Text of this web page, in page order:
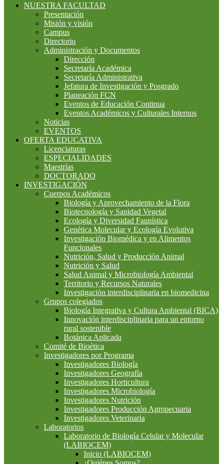
NUESTRA FACULTAD
Presentación
Misión y visión
Campus
Directorio
Administración y Documentos
Dirección
Secretaría Académica
Secretaría Administrativa
Jefatura de Investigación y Posgrado
Planeación FCN
Eventos de Educación Continua
Eventos Académicos y Culturales Internos
Noticias
EVENTOS
OFERTA EDUCATIVA
Licenciaturas
ESPECIALIDADES
Maestrías
DOCTORADO
INVESTIGACIÓN
Cuerpos Académicos
Biología y Aprovechamiento de la Flora
Biotecnología y Sanidad Vegetal
Ecología y Diversidad Faunística
Genética Molecular y Ecología Evolutiva
Investigación Biomédica y en Alimentos
Funcionales
Nutrición, Salud y Producción Animal
Nutrición y Salud
Salud Animal y Microbiología Ambiental
Territorio y Recursos Naturales
Investigación interdisciplinaria en biomedicina
Grupos colegiados
Biología Integrativa y Cultura Ambiental (BICA)
Innovación interdisciplinaria para un entorno
rural sostenible
Botánica Aplicada
Comité de Bioética
Investigadores por Programa
Investigadores Biología
Investigadores Geografía
Investigadores Horticultura
Investigadores Microbiología
Investigadores Nutrición
Investigadores Producción Agropecuaria
Investigadores Veterinaria
Laboratorios
Laboratorio de Biología Celular y Molecular
(LABIOCEM)
Inicio (LABIOCEM)